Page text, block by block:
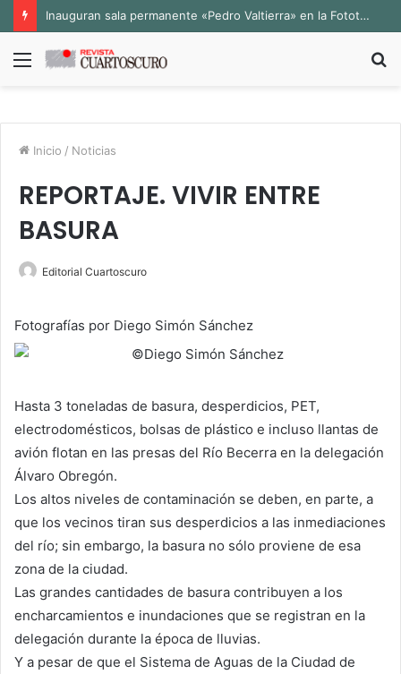
Inauguran sala permanente «Pedro Valtierra» en la Fototeca de Zacatecas
Menú
Inicio / Noticias
REPORTAJE. VIVIR ENTRE
BASURA
Editorial Cuartoscuro
Fotografías por Diego Simón Sánchez
Hasta 3 toneladas de basura, desperdicios, PET,
electrodomésticos, bolsas de plástico e incluso llantas de
avión flotan en las presas del Río Becerra en la delegación
Álvaro Obregón.
Los altos niveles de contaminación se deben, en parte, a
que los vecinos tiran sus desperdicios a las inmediaciones
del río; sin embargo, la basura no sólo proviene de esa
zona de la ciudad.
Las grandes cantidades de basura contribuyen a los
encharcamientos e inundaciones que se registran en la
delegación durante la época de lluvias.
Y a pesar de que el Sistema de Aguas de la Ciudad de